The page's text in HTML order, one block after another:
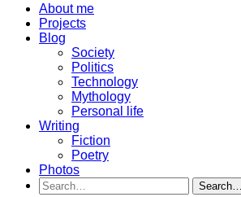
About me
Projects
Blog
Society
Politics
Technology
Mythology
Personal life
Writing
Fiction
Poetry
Photos
Search…